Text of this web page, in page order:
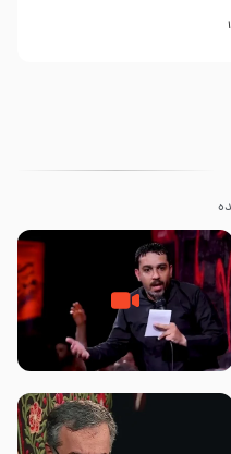
شور ، حسینا! به‌ حق زهرا «أُنْظُرْ
إِلَینا» – عزاداری شب هفتم ماه